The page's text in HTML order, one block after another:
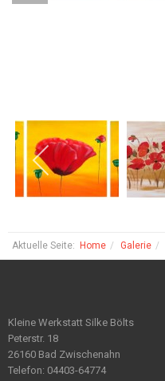
Aktuelle Seite: Home Galerie
Kleine Werkstatt Silke Bölts
Peterstr. 18
26160 Bad Zwischenahn
Telefon: 04403-64774